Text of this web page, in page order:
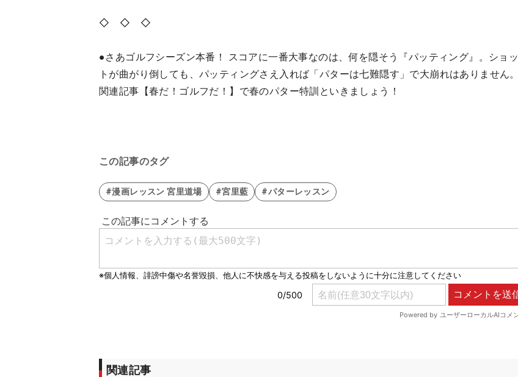
◇ ◇ ◇
●さあゴルフシーズン本番！ スコアに一番大事なのは、何を隠そう『パッティング』。ショッ
トが曲がり倒しても、パッティングさえ入れば「パターは七難隠す」で大崩れはありません。
関連記事【春だ！ゴルフだ！】で春のパター特訓といきましょう！
この記事のタグ
#漫画レッスン 宮里道場 #宮里藍 #パターレッスン
関連記事